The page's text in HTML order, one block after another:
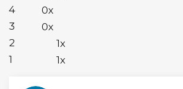
4
0x
3
0x
2
1x
1
1x